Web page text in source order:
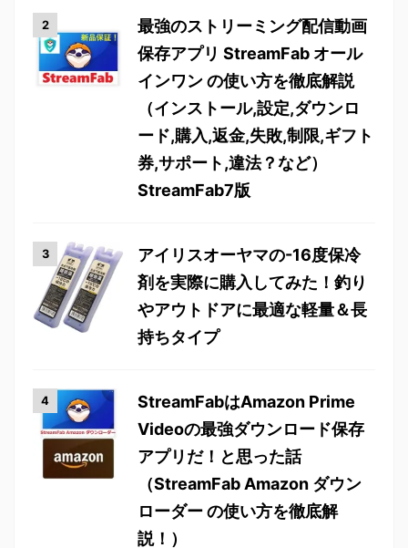
最強のストリーミング配信動画
保存アプリ StreamFab オール
インワン の使い方を徹底解説
（インストール,設定,ダウンロ
ード,購入,返金,失敗,制限,ギフト
券,サポート,違法？など）
StreamFab7版
アイリスオーヤマの-16度保冷
剤を実際に購入してみた！釣り
やアウトドアに最適な軽量＆長
持ちタイプ
StreamFabはAmazon Prime
Videoの最強ダウンロード保存
アプリだ！と思った話
（StreamFab Amazon ダウン
ローダー の使い方を徹底解
説！）